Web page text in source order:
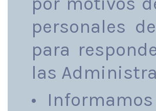
personales
para
las
•